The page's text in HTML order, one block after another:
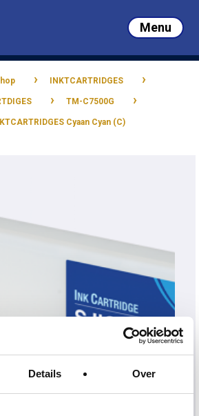
Details Over
Menu
› INKTCARTRIDGES ›
› TM-C7500G ›
Cyaan Cyan (C)
Close
Menu